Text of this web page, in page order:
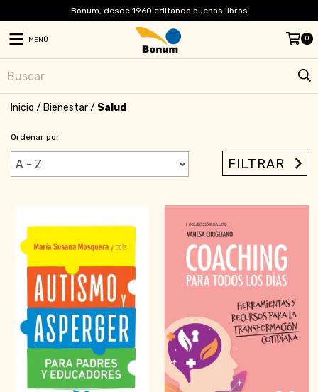
Bonum, desde 1960 editando buenos libros
MENÚ 0
Inicio / Bienestar/ Salud
Ordenar por
FILTRAR